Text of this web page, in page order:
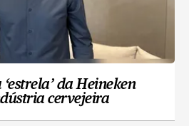
da Heineken
cervejeira